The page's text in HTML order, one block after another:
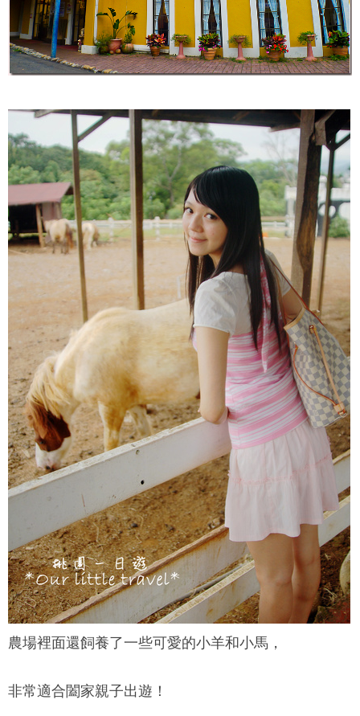
農場裡面還飼養了一些可愛的小羊和小馬，
非常適合闔家親子出遊！